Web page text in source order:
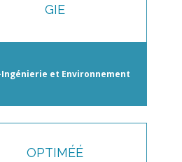
GIE
Ingénierie et Environnement
OPTIMÉÉ